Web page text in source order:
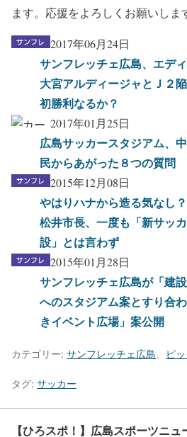
ます。応援をよろしくお願いしま
2017年06月24日
サンフレッチェ広島、エデ
大宮アルディージャとＪ２
初勝利なるか？
2017年01月25日
広島サッカースタジアム、
民からあがった８つの質問
2015年12月08日
やはりハナから造る気なし
松井市長、一度も「新サッ
設」とは言わず
2015年01月28日
サンフレッチェ広島が「建
へのスタジアム案とすり合
きイベント広場」案公開
カテゴリー: サンフレッチェ広島 ピ
タグ: サッカー
【ひろスポ！】広島スポーツニ